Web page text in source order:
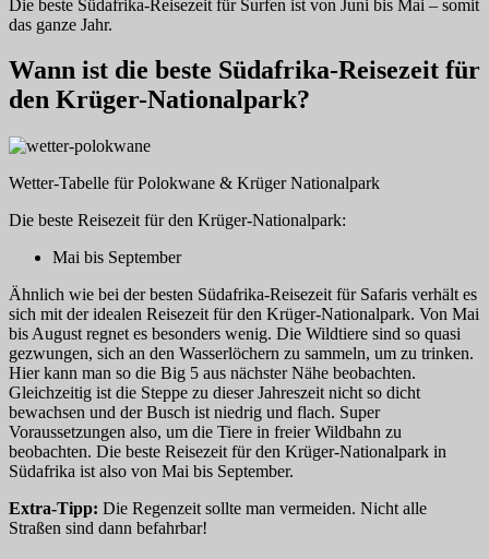
Die beste Südafrika-Reisezeit für Surfen ist von Juni bis Mai – somit
das ganze Jahr.
Wann ist die beste Südafrika-Reisezeit für
den Krüger-Nationalpark?
Wetter-Tabelle für Polokwane & Krüger Nationalpark
Die beste Reisezeit für den Krüger-Nationalpark:
Mai bis September
Ähnlich wie bei der besten Südafrika-Reisezeit für Safaris verhält es
sich mit der idealen Reisezeit für den Krüger-Nationalpark. Von Mai
bis August regnet es besonders wenig. Die Wildtiere sind so quasi
gezwungen, sich an den Wasserlöchern zu sammeln, um zu trinken.
Hier kann man so die Big 5 aus nächster Nähe beobachten.
Gleichzeitig ist die Steppe zu dieser Jahreszeit nicht so dicht
bewachsen und der Busch ist niedrig und flach. Super
Voraussetzungen also, um die Tiere in freier Wildbahn zu
beobachten. Die beste Reisezeit für den Krüger-Nationalpark in
Südafrika ist also von Mai bis September.
Extra-Tipp: Die Regenzeit sollte man vermeiden. Nicht alle
Straßen sind dann befahrbar!